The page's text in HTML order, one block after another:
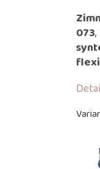
073